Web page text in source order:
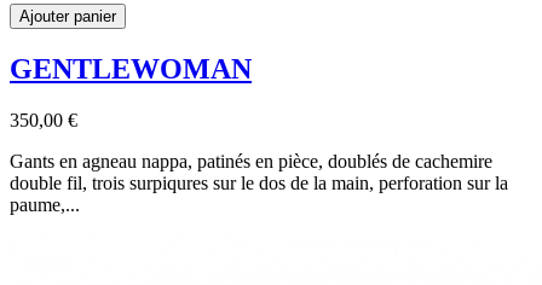
Ajouter panier
GENTLEWOMAN
350,00 €
Gants en agneau nappa, patinés en pièce, doublés de cachemire
double fil, trois surpiqures sur le dos de la main, perforation sur la
paume,...